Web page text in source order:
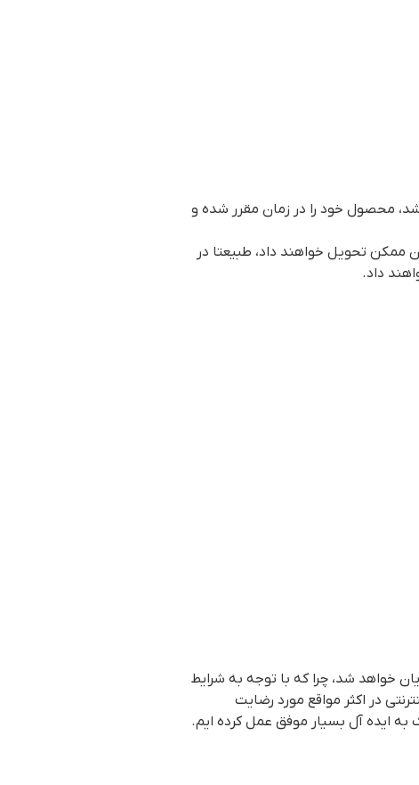
محصول خود را در زمان مقرر شده و
ممکن تحویل خواهند داد، طبیعتا در
داد.
خواهد شد، چرا که با توجه به شرایط
در اکثر مواقع مورد رضایت
ایده آل بسیار موفق عمل کرده ایم.